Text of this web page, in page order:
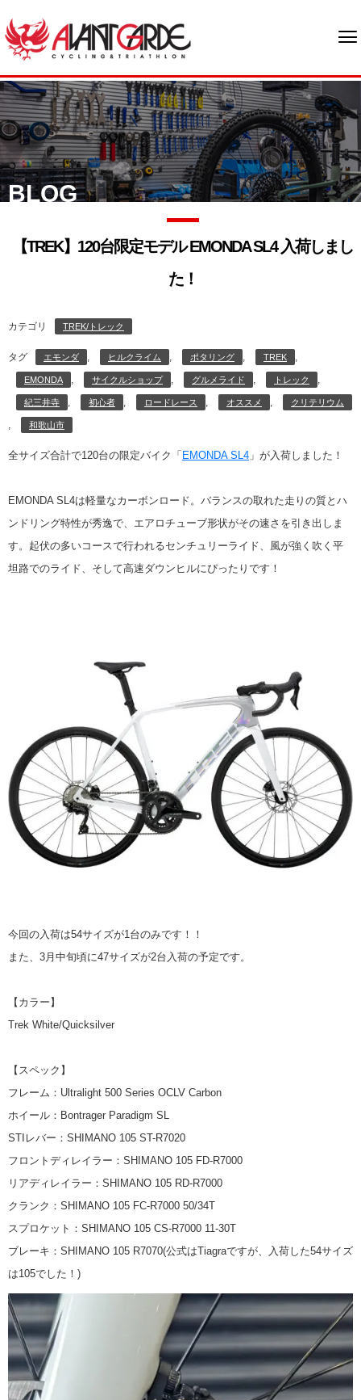
BLOG
【TREK】120台限定モデル EMONDA SL4 入荷しまし
た！
カテゴリ TREK/トレック
タグ エモンダ , ヒルクライム , ポタリング , TREK ,
EMONDA , サイクルショップ , グルメライド , トレック ,
紀三井寺 , 初心者 , ロードレース , オススメ , クリテリウム
, 和歌山市
全サイズ合計で120台の限定バイク「 EMONDA SL4 」が入荷しました！
EMONDA SL4は軽量なカーボンロード。バランスの取れた走りの質とハ
ンドリング特性が秀逸で、エアロチューブ形状がその速さを引き出しま
す。起伏の多いコースで行われるセンチュリーライド、風が強く吹く平
坦路でのライド、そして高速ダウンヒルにぴったりです！
今回の入荷は54サイズが1台のみです！！
また、3月中旬頃に47サイズが2台入荷の予定です。
【カラー】
Trek White/Quicksilver
【スペック】
フレーム：Ultralight 500 Series OCLV Carbon
ホイール：Bontrager Paradigm SL
STIレバー：SHIMANO 105 ST-R7020
フロントディレイラー：SHIMANO 105 FD-R7000
リアディレイラー：SHIMANO 105 RD-R7000
クランク：SHIMANO 105 FC-R7000 50/34T
スプロケット：SHIMANO 105 CS-R7000 11-30T
ブレーキ：SHIMANO 105 R7070(公式はTiagraですが、入荷した54サイズ
は105でした！)